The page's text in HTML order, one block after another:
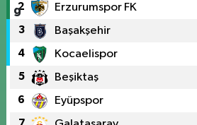
2 Erzurumspor FK
3 Başakşehir
4 Kocaelispor
5 Beşiktaş
6 Eyüpspor